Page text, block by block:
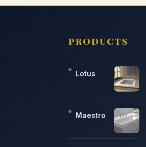
PRODUCTS
Lotus
Maestro